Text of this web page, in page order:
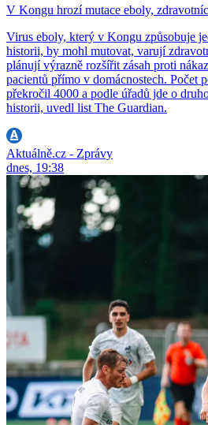
V Kongu hrozí mutace eboly,
Virus eboly, který v Kongu způsobuje
historii, by mohl mutovat, varují
plánují výrazně rozšířit zásah proti
pacientů přímo v domácnostech. Počet
překročil 4000 a podle úřadů jde o
historii, uvedl list The Guardian.
Aktuálně.cz - Zprávy
dnes, 19:38